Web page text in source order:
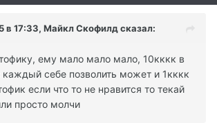
в 17:33, Майкл Скофилдсказал:
ему мало мало мало, 10кккк в
каждый себе позволить может и 1кккк
если что то не нравится то текай
просто молчи